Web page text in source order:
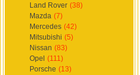
Land Rover (38)
Mazda (7)
Mercedes (42)
Mitsubishi (5)
Nissan (83)
Opel (111)
Porsche (13)